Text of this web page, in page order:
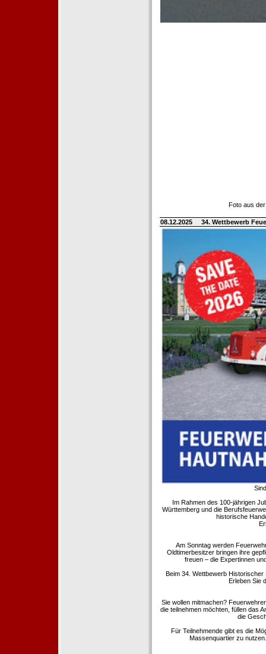
Foto aus
08.12.2025 34. Wettbewerb
Im Rahmen des 100-jährigen
Württemberg und die
historische
Am Sonntag werden
Oldtimerbesitzer bringen ihre
freuen – die Expertinnen
Beim 34. Wettbewerb
Erleben Sie
Sie wollen mitmachen?
die teilnehmen möchten, füllen das
die
Für Teilnehmende gibt es die
Massenquartier zu